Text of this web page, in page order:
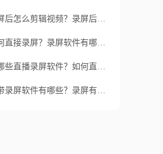
录屏后怎么剪辑视频？录屏后剪辑视频用哪个软件好？
如何直接录屏？录屏软件有哪些功能？
有哪些直播录屏软件？如何直播录屏？
自带录屏软件有哪些？录屏有什么方法